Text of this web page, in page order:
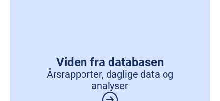
Viden fra databasen
Årsrapporter, daglige data og
analyser